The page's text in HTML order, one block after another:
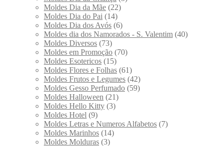
Moldes Dia da Mãe (22)
Moldes Dia do Pai (14)
Moldes Dia dos Avós (6)
Moldes dia dos Namorados - S. Valentim (40)
Moldes Diversos (73)
Moldes em Promoção (70)
Moldes Esotericos (15)
Moldes Flores e Folhas (61)
Moldes Frutos e Legumes (42)
Moldes Gesso Perfumado (59)
Moldes Halloween (21)
Moldes Hello Kitty (3)
Moldes Hotel (9)
Moldes Letras e Numeros Alfabetos (7)
Moldes Marinhos (14)
Moldes Molduras (3)